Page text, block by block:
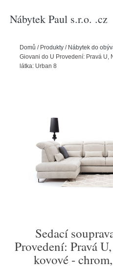
Nábytek Paul s.r.o. .cz
Domů / Produkty / Nábytek do
Giovani do U Provedení: Pravá U,
látka: Urban 8
Sedací
Provedení: Pravá
kovové -